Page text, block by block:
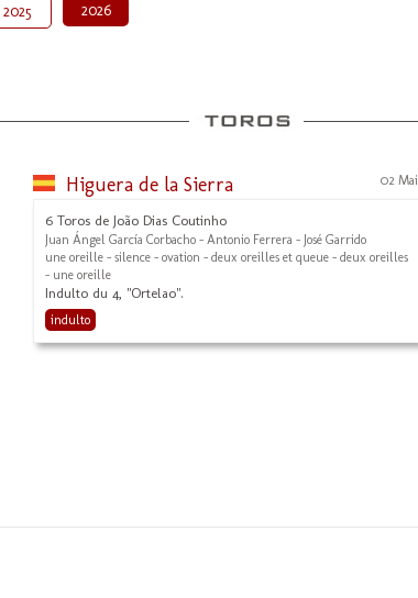
2025 2026
Higuera de la Sierra 02 Mai
6 Toros de João Dias Coutinho
Juan Ángel García Corbacho - Antonio Ferrera - José Garrido
une oreille - silence - ovation - deux oreilles et queue - deux oreilles
- une oreille
Indulto du 4, "Ortelao".
indulto